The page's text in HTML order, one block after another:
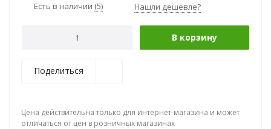
Есть в наличии (5) Нашли дешевле?
В корзину
Поделиться
Цена действительна только для интернет-магазина и может
отличаться от цен в розничных магазинах